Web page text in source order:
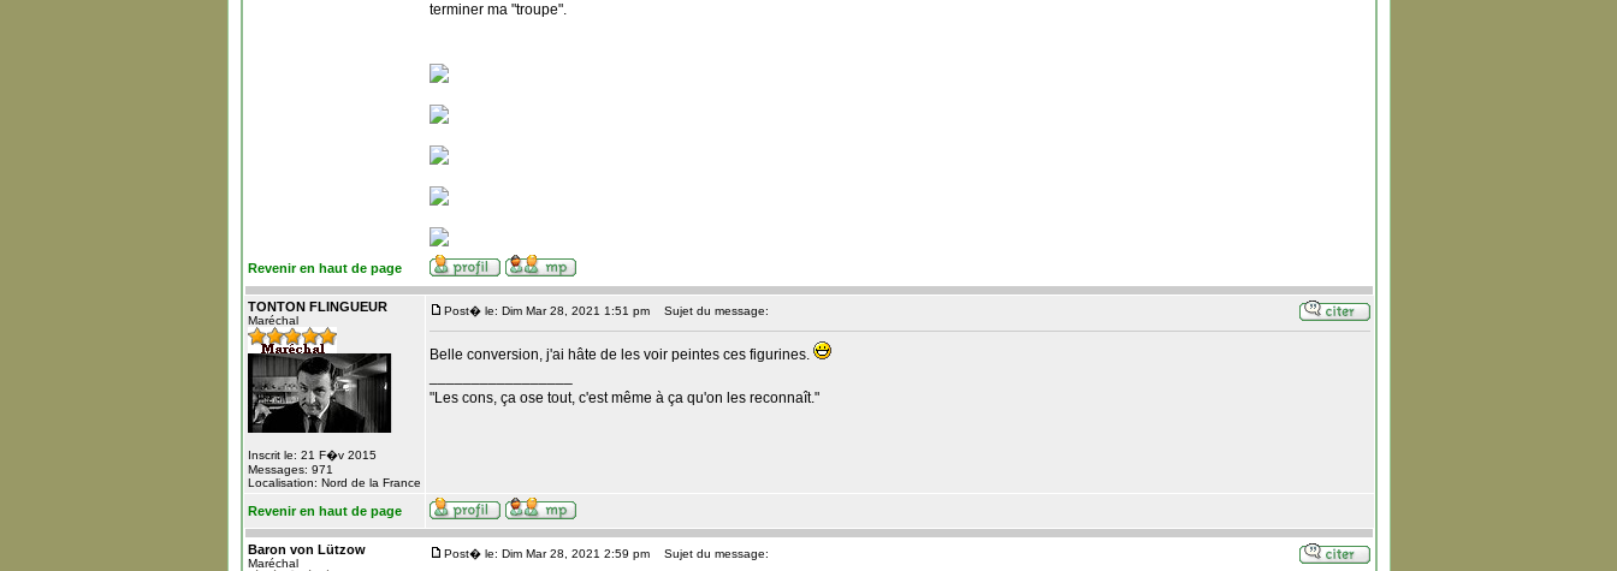
terminer ma "troupe".
Revenir en haut de page
TONTON FLINGUEUR
Maréchal
Inscrit le: 21 F�v 2015
Messages: 971
Localisation: Nord de la France
Post� le: Dim Mar 28, 2021 1:51 pm Sujet du message:
Belle conversion, j'ai hâte de les voir peintes ces figurines.
"Les cons, ça ose tout, c'est même à ça qu'on les reconnaît."
Revenir en haut de page
Baron von Lützow
Maréchal
Post� le: Dim Mar 28, 2021 2:59 pm Sujet du message: